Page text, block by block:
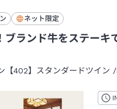
ネット限定
ブランド牛をステーキ
【402】スタンダードツイン /